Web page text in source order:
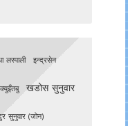
लस्पाली इन्द्रसेन
क्युइँतबु खडोस सुनुवार
सुनुवार (जोन)